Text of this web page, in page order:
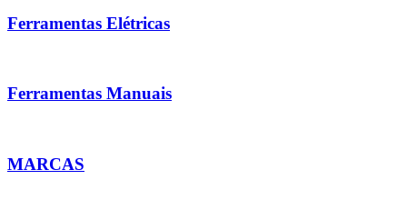
Ferramentas Elétricas
Ferramentas Manuais
MARCAS